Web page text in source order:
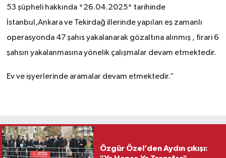
53 şüpheli hakkında *26.04.2025* tarihinde
İstanbul,Ankara ve Tekirdağ illerinde yapılan eş zamanlı
operasyonda 47 şahıs yakalanarak gözaltına alınmış , firari 6
şahsın yakalanmasına yönelik çalışmalar devam etmektedir.
Ev ve işyerlerinde aramalar devam etmektedir.”
Özgür Özel’den Aydın çıkışı: